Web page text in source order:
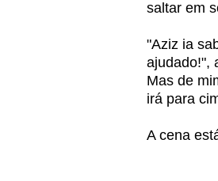
saltar em
"Aziz ia
ajudado!",
Mas de
irá para
A cena